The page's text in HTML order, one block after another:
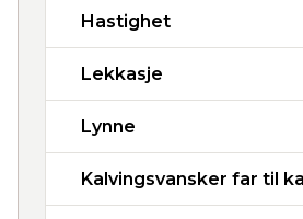
Hastighet
Lekkasje
Lynne
Kalvingsvansker far til